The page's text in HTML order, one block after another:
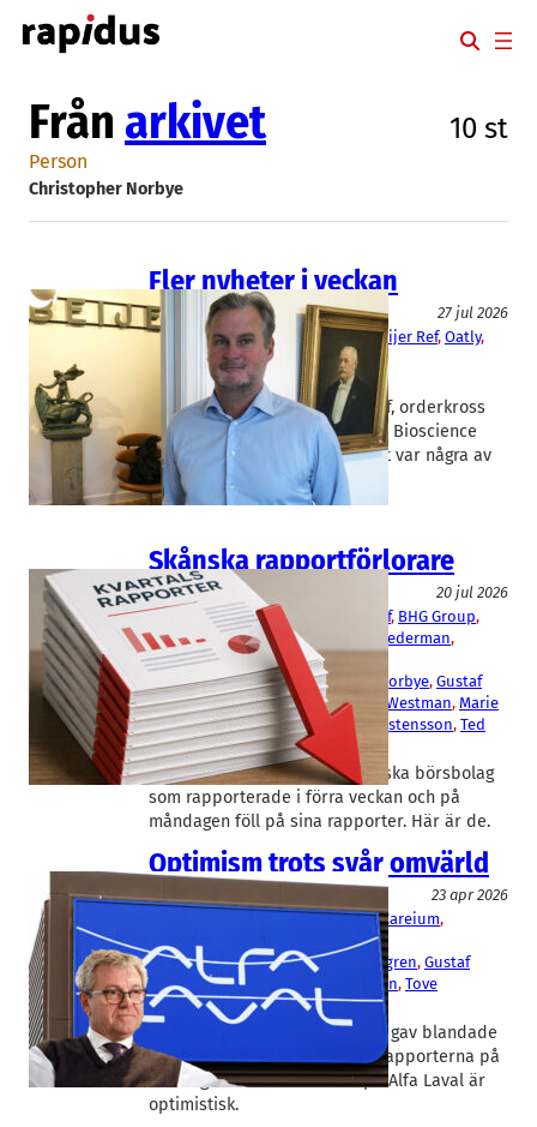
Hoppa
till
Från arkivet 10 st
Person
Christopher Norbye
Fler nyheter i veckan
Nyhetssvep
27 jul 2026
Alfa Laval, Alligator Bioscience , Beijer Ref, Oatly
Swedencare
Christopher Norbye
Oväntat vd-avhopp i Beijer Ref, orderkross
från Alfa Laval och ett Alligator Bioscience
som kastar in handduken – det var några av
den gångna veckans…
Skånska rapportförlorare
Aktier
20 jul 2026
AAK
Acconeer, Advenica Beijer Ref, BHG Group
BoneSupport, Lindab, Nederman
Nolato
Christer Wahlquist, Christopher Norbye, Gustaf
Öhrn, Henrik Hjalmarsson, Johan Westman, Marie
Bengtsson, Ola Ringdahl Sven Kristensson, Ted
Hansson
Ännu fler av de 20 större skånska börsbolag
som rapporterade i förra veckan och på
måndagen föll på sina rapporter. Här är de.
Optimism trots svår omvärld
23 apr 2026
Beijer Ref, BHG Group, Careium
MilDef , Swedencare
Christopher Norbye, Daniel Ljunggren, Gustaf
Öhrn
Håkan Lagerberg , Tom Erixon, Tove
Christiansson
Tuff och oförutsägbar omvärld gav blandade
resultat i de skånska kvartalsrapporterna på
torsdagen. Men Tom Erixon på Alfa Laval är
optimistisk.